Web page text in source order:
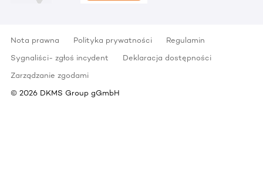
Nota prawna Polityka prywatności
Regulamin
Sygnaliści- zgłoś incydent
Deklaracja dostępności
Zarządzanie zgodami
© 2026 DKMS Group gGmbH